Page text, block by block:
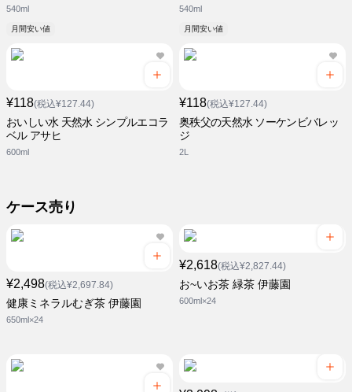
540ml
月間安い値
540ml
月間安い値
¥118(税込¥127.44)
おいしい水 天然水 シンプルエコラ
ベル アサヒ
600ml
¥118(税込¥127.44)
奥秩父の天然水 ソーケンビバレッ
ジ
2L
ケース売り
¥2,498(税込¥2,697.84)
健康ミネラルむぎ茶 伊藤園
650ml×24
¥2,618(税込¥2,827.44)
お~いお茶 緑茶 伊藤園
600ml×24